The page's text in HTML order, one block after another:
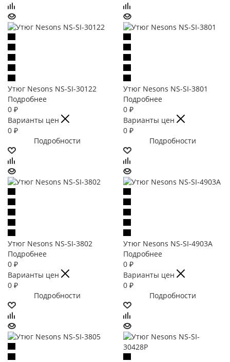
Утюг Nesons NS-SI-30122
Подробнее
0 ₽
Варианты цен
0 ₽
Подробности
Утюг Nesons NS-SI-3801
Подробнее
0 ₽
Варианты цен
0 ₽
Подробности
Утюг Nesons NS-SI-3802
Подробнее
0 ₽
Варианты цен
0 ₽
Подробности
Утюг Nesons NS-SI-4903A
Подробнее
0 ₽
Варианты цен
0 ₽
Подробности